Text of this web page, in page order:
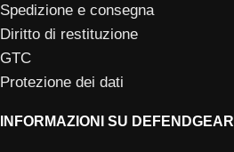
Spedizione e consegna
Diritto di restituzione
GTC
Protezione dei dati
INFORMAZIONI SU DEFENDGEAR